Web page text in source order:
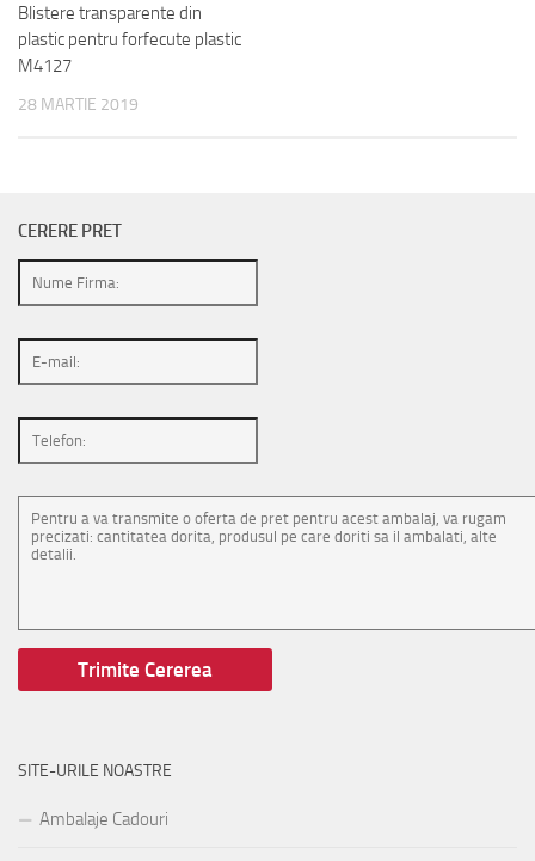
Blistere transparente din
plastic pentru forfecute plastic
M4127
28 MARTIE 2019
CERERE PRET
SITE-URILE NOASTRE
Ambalaje Cadouri